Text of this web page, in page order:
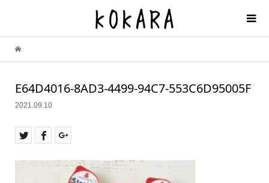
E64D4016-8AD3-4499-94C7-553C6D95005F
2021.09.10